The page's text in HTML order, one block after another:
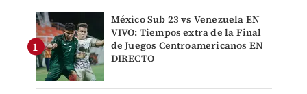
México Sub 23 vs Venezuela EN
VIVO: Tiempos extra de la Final
de Juegos Centroamericanos EN
DIRECTO